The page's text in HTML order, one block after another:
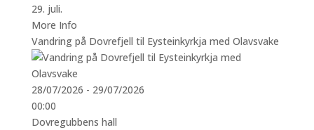
29. juli.
More Info
Vandring på Dovrefjell til Eysteinkyrkja med Olavsvake
28/07/2026 - 29/07/2026
00:00
Dovregubbens hall